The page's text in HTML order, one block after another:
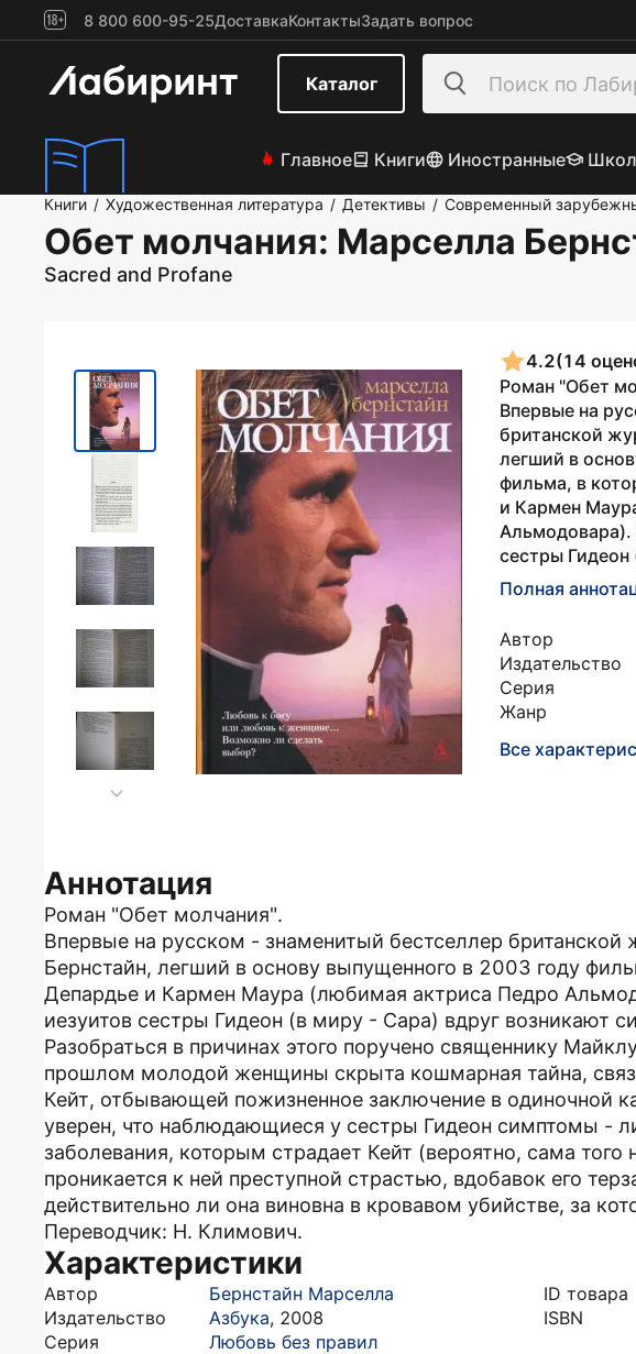
8 800 600-95-25ДоставкаКонтактыЗадать вопрос
Каталог
Главное Книги Иностранные
Книги / Художественная литература / Детективы / Современный
Обет молчания: Марселла
Sacred and Profane
4.2(14
Роман "Обет
Впервые на
британской
легший в
фильма, в
и Кармен
Альмодовара).
сестры
Полная
Автор
Издательство
Серия
Жанр
Все
Аннотация
Роман "Обет молчания".
Впервые на русском - знаменитый бестселлер
Бернстайн, легший в основу выпущенного в 2003 году
Депардье и Кармен Маура (любимая актриса Педро
иезуитов сестры Гидеон (в миру - Сара) вдруг возникают
Разобраться в причинах этого поручено священнику
прошлом молодой женщины скрыта кошмарная тайна,
Кейт, отбывающей пожизненное заключение в одиночной
уверен, что наблюдающиеся у сестры Гидеон симптомы -
заболевания, которым страдает Кейт (вероятно, сама того
проникается к ней преступной страстью, вдобавок его
действительно ли она виновна в кровавом убийстве, за
Переводчик: Н. Климович.
Характеристики
Автор
Бернстайн Марселла
Издательство
Азбука, 2008
Серия
Любовь без правил
ID товара
ISBN